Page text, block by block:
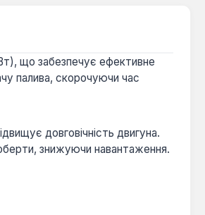
що забезпечує ефективне
палива, скорочуючи час
довговічність двигуна.
знижуючи навантаження.